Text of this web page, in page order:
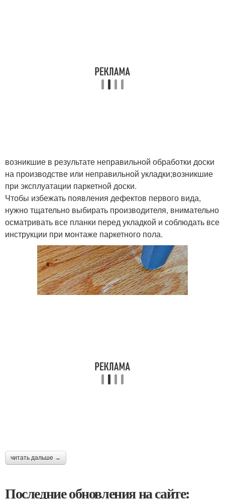
возникшие в результате неправильной обработки доски
на производстве или неправильной укладки;возникшие
при эксплуатации паркетной доски.
Чтобы избежать появления дефектов первого вида,
нужно тщательно выбирать производителя, внимательно
осматривать все планки перед укладкой и соблюдать все
инструкции при монтаже паркетного пола.
читать дальше →
Последние обновления на сайте: